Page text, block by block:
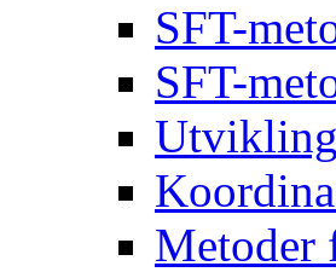
SFT-
SFT-
Metoder